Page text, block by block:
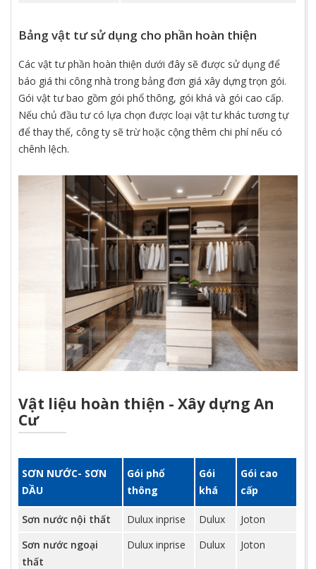
Bảng vật tư sử dụng cho phần hoàn thiện
Các vật tư phần hoàn thiện dưới đây sẽ được sử dụng để
báo giá thi công nhà trong bảng đơn giá xây dựng trọn gói.
Gói vật tư bao gồm gói phổ thông, gói khá và gói cao cấp.
Nếu chủ đầu tư có lựa chọn được loại vật tư khác tương tự
để thay thế, công ty sẽ trừ hoặc cộng thêm chi phí nếu có
chênh lệch.
Vật liệu hoàn thiện - Xây dựng An
Cư
SƠN NƯỚC- SƠN
DẦU
Gói phổ
thông
Gói
khá
Gói cao
cấp
Sơn nước nội thất Dulux inprise Dulux
Joton
Sơn nước ngoại
thất
Dulux inprise Dulux Joton